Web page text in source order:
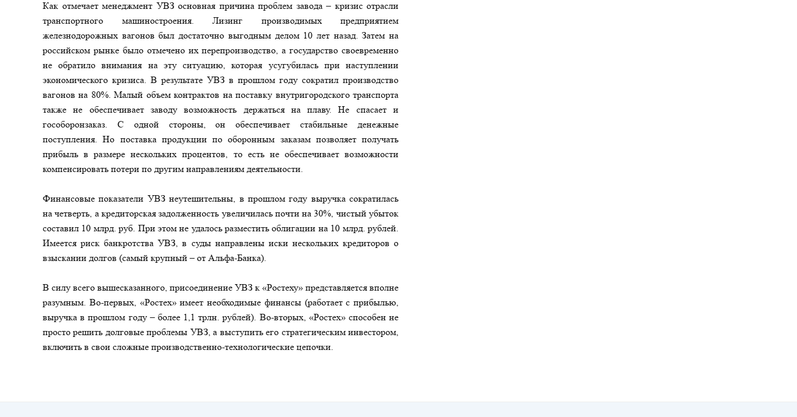
Как отмечает менеджмент УВЗ основная причина проблем завода – кризис отрасли
транспортного машиностроения. Лизинг производимых предприятием
железнодорожных вагонов был достаточно выгодным делом 10 лет назад. Затем на
российском рынке было отмечено их перепроизводство, а государство своевременно
не обратило внимания на эту ситуацию, которая усугубилась при наступлении
экономического кризиса. В результате УВЗ в прошлом году сократил производство
вагонов на 80%. Малый объем контрактов на поставку внутригородского транспорта
также не обеспечивает заводу возможность держаться на плаву. Не спасает и
гособоронзаказ. С одной стороны, он обеспечивает стабильные денежные
поступления. Но поставка продукции по оборонным заказам позволяет получать
прибыль в размере нескольких процентов, то есть не обеспечивает возможности
компенсировать потери по другим направлениям деятельности.
Финансовые показатели УВЗ неутешительны, в прошлом году выручка сократилась
на четверть, а кредиторская задолженность увеличилась почти на 30%, чистый убыток
составил 10 млрд. руб. При этом не удалось разместить облигации на 10 млрд. рублей.
Имеется риск банкротства УВЗ, в суды направлены иски нескольких кредиторов о
взыскании долгов (самый крупный – от Альфа-Банка).
В силу всего вышесказанного, присоединение УВЗ к «Ростеху» представляется вполне
разумным. Во-первых, «Ростех» имеет необходимые финансы (работает с прибылью,
выручка в прошлом году – более 1,1 трлн. рублей). Во-вторых, «Ростех» способен не
просто решить долговые проблемы УВЗ, а выступить его стратегическим инвестором,
включить в свои сложные производственно-технологические цепочки.